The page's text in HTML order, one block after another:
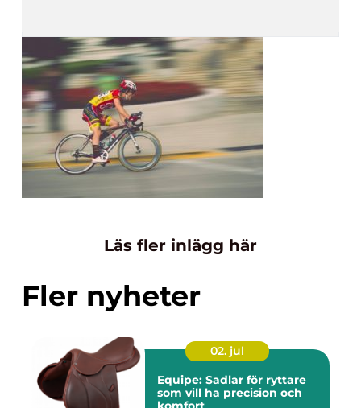
Läs fler inlägg här
Fler nyheter
02. jul
Equipe: Sadlar för ryttare
som vill ha precision och